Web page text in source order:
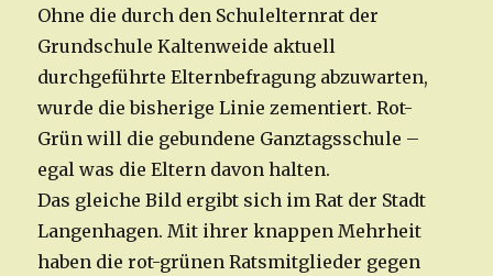
Ohne die durch den Schulelternrat der
Grundschule Kaltenweide aktuell
durchgeführte Elternbefragung abzuwarten,
wurde die bisherige Linie zementiert. Rot-
Grün will die gebundene Ganztagsschule –
egal was die Eltern davon halten.
Das gleiche Bild ergibt sich im Rat der Stadt
Langenhagen. Mit ihrer knappen Mehrheit
haben die rot-grünen Ratsmitglieder gegen